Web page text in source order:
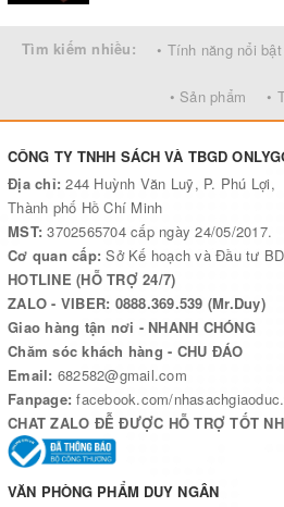
Tìm kiếm nhiều: • Tính năng nổi bật
• Sản phẩm •
CÔNG TY TNHH SÁCH VÀ TBGD
Địa chỉ:244 Huỳnh Văn Luỹ, P. Phú Lợi,
Thành phố Hồ Chí Minh
MST:3702565704 cấp ngày 24/05/2017.
Cơ quan cấp:Sở Kế hoạch và Đầu tư BD
HOTLINE (HỖ TRỢ 24/7)
ZALO - VIBER: 0888.369.539 (Mr.Duy)
Giao hàng tận nơi - NHANH CHÓNG
Chăm sóc khách hàng - CHU ĐÁO
Email: 682582@gmail.com
Fanpage:facebook.com/
CHAT ZALO ĐỄ ĐƯỢC HỖ TRỢ TỐT
VĂN PHÒNG PHẨM DUY NGÂN